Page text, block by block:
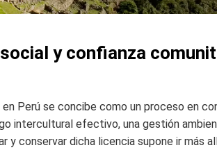
y confianza
Perú se concibe como un proceso en
intercultural efectivo, una gestión
conservar dicha licencia supone ir más